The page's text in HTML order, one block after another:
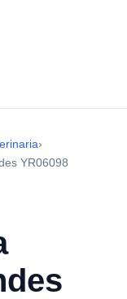
›
YR06098